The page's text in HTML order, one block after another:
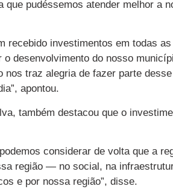
pudéssemos atender melhor a
recebido investimentos em todas
desenvolvimento do nosso
traz alegria de fazer parte
apontou.
também destacou que o
considerar de volta que a
região — no social, na
e por nossa região”, disse.